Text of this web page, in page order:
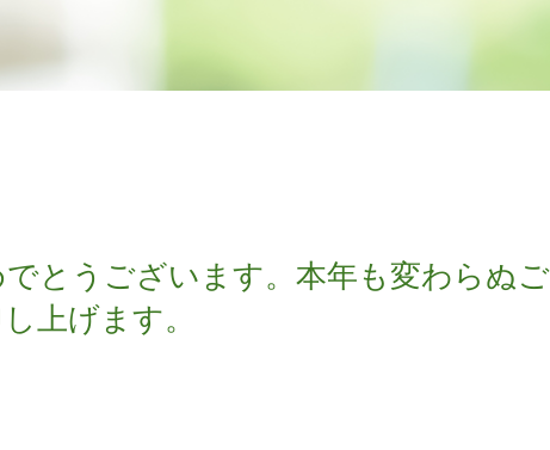
とうございます。本年も変わらぬ
上げます。